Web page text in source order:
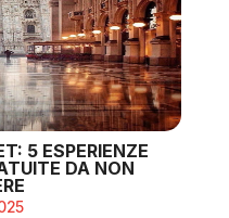
5 ESPERIENZE
DA NON